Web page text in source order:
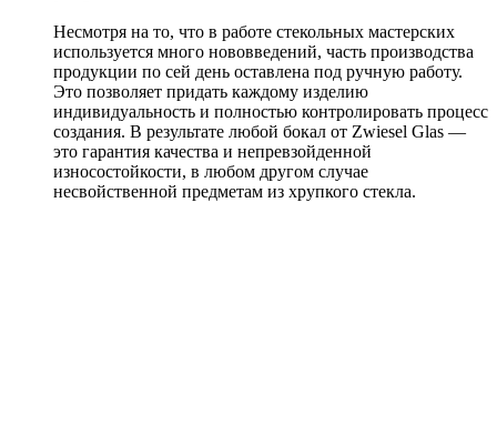
Несмотря на то, что в работе стекольных мастерских
используется много нововведений, часть производства
продукции по сей день оставлена под ручную работу.
Это позволяет придать каждому изделию
индивидуальность и полностью контролировать процесс
создания. В результате любой бокал от Zwiesel Glas —
это гарантия качества и непревзойденной
износостойкости, в любом другом случае
несвойственной предметам из хрупкого стекла.